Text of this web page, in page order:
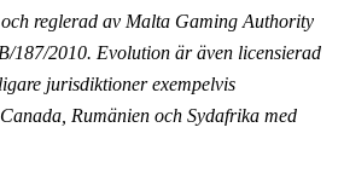
reglerad av Malta Gaming Authority
187/2010. Evolution är även licensierad
jurisdiktioner exempelvis
Rumänien och Sydafrika med